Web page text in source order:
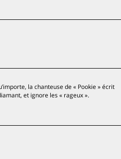
la chanteuse de « Pookie » écrit
et ignore les « rageux ».